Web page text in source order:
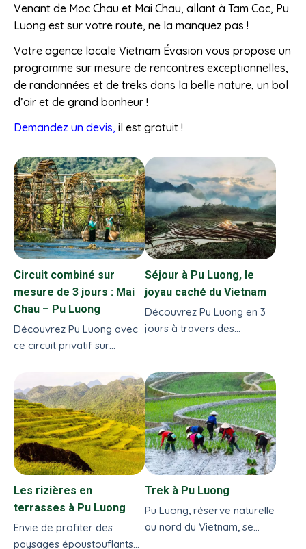
Venant de Moc Chau et Mai Chau, allant à Tam Coc, Pu
Luong est sur votre route, ne la manquez pas !
Votre agence locale Vietnam Évasion vous propose un
programme sur mesure de rencontres exceptionnelles,
de randonnées et de treks dans la belle nature, un bol
d’air et de grand bonheur !
Demandez un devis, il est gratuit !
Circuit combiné sur
mesure de 3 jours : Mai
Chau – Pu Luong
Découvrez Pu Luong avec
ce circuit privatif sur
Vietnam Evasion :
randonnées au cœur des
rizières en terrasse,
rencontres avec les ethnies
locales, et paysages
naturels préservés. Une
immersion authentique et
unique dans le Nord du
Vietnam.
Séjour à Pu Luong, le
joyau caché du Vietnam
Découvrez Pu Luong en 3
jours à travers des
une culture locale unique.
Profitez d’un circuit sur
mesure avec Vietnam
Evasion pour une
expérience authentique et
inoubliable.
Les rizières en
terrasses à Pu Luong
Envie de profiter des
paysages époustouflants
Trek à Pu Luong
Pu Luong, réserve naturelle
au nord du Vietnam, se